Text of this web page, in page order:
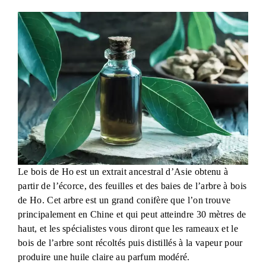
Le bois de Ho est un extrait ancestral d’Asie obtenu à
partir de l’écorce, des feuilles et des baies de l’arbre à bois
de Ho. Cet arbre est un grand conifère que l’on trouve
principalement en Chine et qui peut atteindre 30 mètres de
haut, et les spécialistes vous diront que les rameaux et le
bois de l’arbre sont récoltés puis distillés à la vapeur pour
produire une huile claire au parfum modéré.